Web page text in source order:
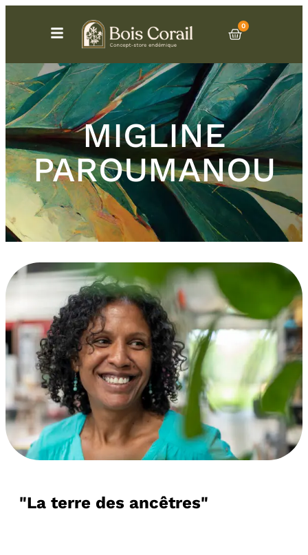
0
MIGLINE
PAROUMANOU
"La terre des ancêtres"